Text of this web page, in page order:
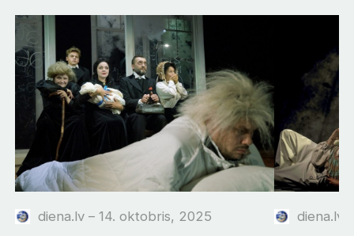
diena.lv – 14. oktobris, 2025 diena.lv